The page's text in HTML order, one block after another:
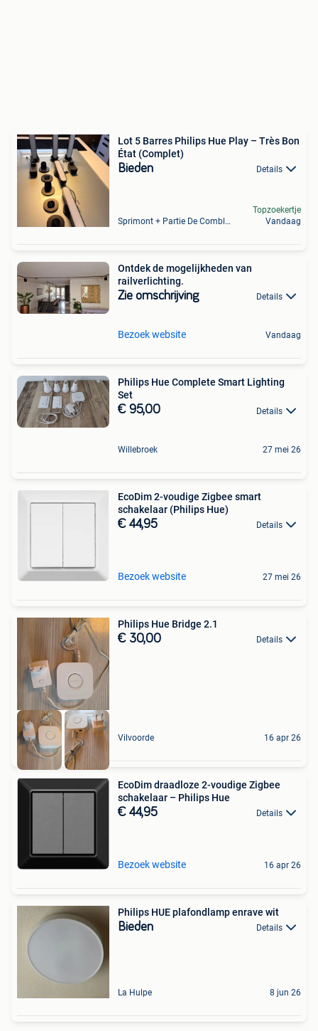
Lot 5 Barres Philips Hue Play – Très Bon
État (Complet)
Bieden Details
Sprimont + Partie De Comblain-Au-Pont
Topzoekertje
Vandaag
Ontdek de mogelijkheden van
railverlichting.
Zie omschrijving Details
Bezoek website Vandaag
Philips Hue Complete Smart Lighting
Set
€ 95,00 Details
Willebroek 27 mei 26
EcoDim 2-voudige Zigbee smart
schakelaar (Philips Hue)
€ 44,95 Details
Bezoek website 27 mei 26
Philips Hue Bridge 2.1
€ 30,00 Details
Vilvoorde 16 apr 26
EcoDim draadloze 2-voudige Zigbee
schakelaar – Philips Hue
€ 44,95 Details
Bezoek website 16 apr 26
Philips HUE plafondlamp enrave wit
Bieden Details
La Hulpe 8 jun 26